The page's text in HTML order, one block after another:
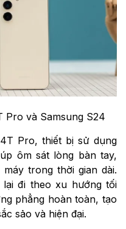
Pro và Samsung S24
Pro, thiết bị sử dụng
ôm sát lòng bàn tay,
trong thời gian dài.
lại đi theo xu hướng tối
phẳng hoàn toàn, tạo
sảo và hiện đại.